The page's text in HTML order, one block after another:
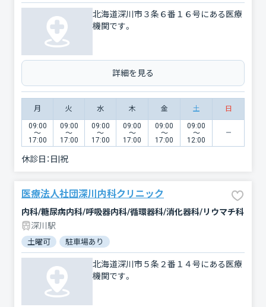
北海道深川市３条６番１６号にある医療
機関です。
詳細を見る
月 火 水 木 金 土 日
09:00
〜
17:00
09:00
〜
17:00
09:00
〜
17:00
09:00
〜
17:00
09:00
〜
17:00
09:00
〜
12:00
休診日： 日|祝
医療法人社団深川内科クリニック
内科/糖尿病内科/呼吸器内科/循環器科/消化器科/リウマチ科
深川駅
土曜可 駐車場あり
北海道深川市５条２番１４号にある医療
機関です。